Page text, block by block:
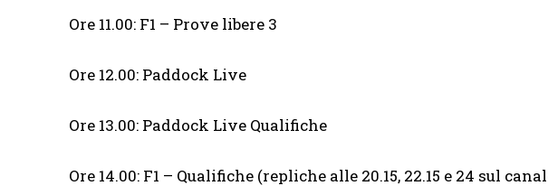
Ore 11.00: F1 – Prove libere 3
Ore 12.00: Paddock Live
Ore 13.00: Paddock Live Qualifiche
Ore 14.00: F1 – Qualifiche (repliche alle 20.15, 22.15 e 24 sul